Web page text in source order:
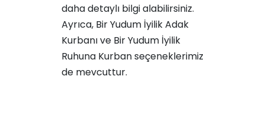
daha detaylı bilgi alabilirsiniz.
Ayrıca, Bir Yudum İyilik Adak
Kurbanıve Bir Yudum İyilik
Ruhuna Kurbanseçeneklerimiz
de mevcuttur.